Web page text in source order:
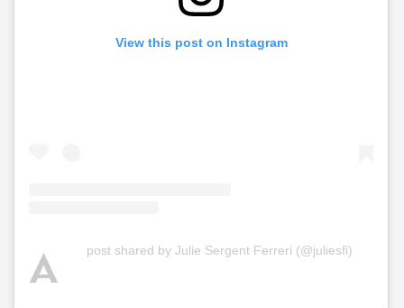
View this post on Instagram
A post shared by Julie Sergent Ferreri (@juliesfi)